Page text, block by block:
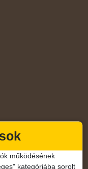
működésének
kategóriába sorolt